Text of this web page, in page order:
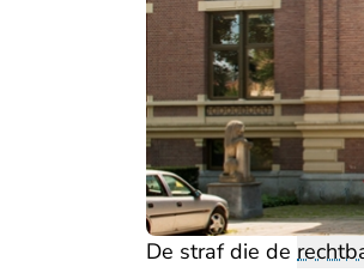
De straf die de